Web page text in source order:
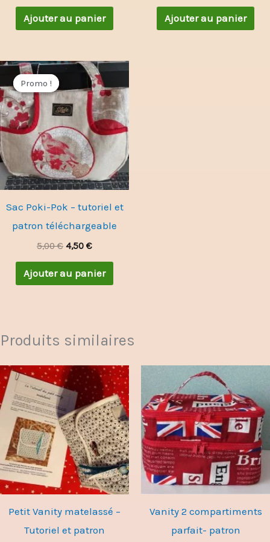
Ajouter au panier Ajouter au panier
Promo !
Promo !
Sac Poki-Pok – tutoriel et
patron téléchargeable
5,00€
Le
initial
était :
5,00 €.
4,50 €
Le
prix
actuel
est :
4,50 €.
Ajouter au panier
Produits similaires
Petit Vanity matelassé –
Tutoriel et patron
Vanity 2 compartiments
parfait- patron